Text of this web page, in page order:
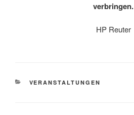
verbringen.
HP Reuter
KATEGORIEN
VERANSTALTUNGEN